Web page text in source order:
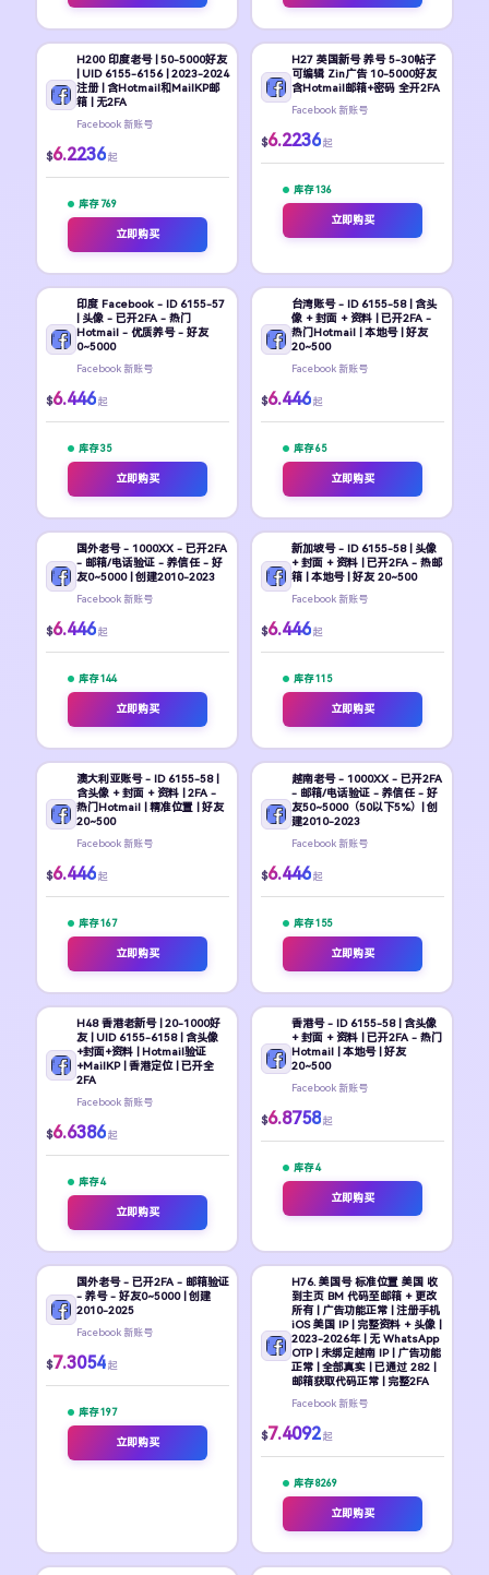
H200 印度老号 | 50-5000好友
| UID 6155-6156 | 2023-2024
注册 | 含Hotmail和MailKP邮
箱 | 无2FA
Facebook 新账号
$6.2236 起
库存 769
立即购买
H27 英国新号 养号 5-30帖子
可编辑 Zin广告 10-5000好友
含Hotmail邮箱+密码 全开2FA
Facebook 新账号
$6.2236 起
库存 136
立即购买
印度 Facebook - ID 6155-57
| 头像 - 已开2FA - 热门
Hotmail - 优质养号 - 好友
0~5000
Facebook 新账号
$6.446 起
库存 35
立即购买
台湾账号 - ID 6155-58 | 含头
像 + 封面 + 资料 | 已开2FA -
热门Hotmail | 本地号 | 好友
20~500
Facebook 新账号
$6.446 起
库存 65
立即购买
国外老号 - 1000XX - 已开2FA
- 邮箱/电话验证 - 养信任 - 好
友0~5000 | 创建2010-2023
Facebook 新账号
$6.446 起
库存 144
立即购买
新加坡号 - ID 6155-58 | 头像
+ 封面 + 资料 | 已开2FA - 热邮
箱 | 本地号 | 好友 20~500
Facebook 新账号
$6.446 起
库存 115
立即购买
澳大利亚账号 - ID 6155-58 |
含头像 + 封面 + 资料 | 2FA -
热门Hotmail | 精准位置 | 好友
20~500
Facebook 新账号
$6.446 起
库存 167
立即购买
越南老号 - 1000XX - 已开2FA
- 邮箱/电话验证 - 养信任 - 好
友50~5000（50以下5%）| 创
建2010-2023
Facebook 新账号
$6.446 起
库存 155
立即购买
H48 香港老新号 | 20-1000好
友 | UID 6155-6158 | 含头像
+封面+资料 | Hotmail验证
+MailKP | 香港定位 | 已开全
2FA
Facebook 新账号
$6.6386 起
库存 4
立即购买
香港号 - ID 6155-58 | 含头像
+ 封面 + 资料 | 已开2FA - 热门
Hotmail | 本地号 | 好友
20~500
Facebook 新账号
$6.8758 起
库存 4
立即购买
国外老号 - 已开2FA - 邮箱验证
- 养号 - 好友0~5000 | 创建
2010-2025
Facebook 新账号
$7.3054 起
库存 197
立即购买
H76. 美国号 标准位置 美国 收
到主页 BM 代码至邮箱 + 更改
所有 | 广告功能正常 | 注册手机
iOS 美国 IP | 完整资料 + 头像 |
2023-2026年 | 无 WhatsApp
OTP | 未绑定越南 IP | 广告功能
正常 | 全部真实 | 已通过 282 |
邮箱获取代码正常 | 完整2FA
Facebook 新账号
$7.4092 起
库存 8269
立即购买